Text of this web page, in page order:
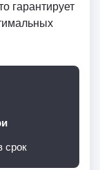
гарантирует
срок